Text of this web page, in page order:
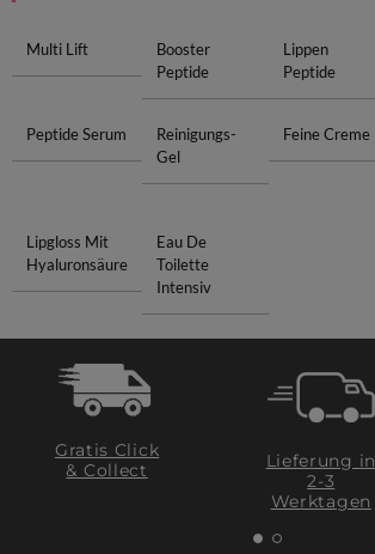
Multi Lift
Booster
Peptide
Lippen
Peptide
Peptide Serum
Reinigungs-
Gel
Feine Creme
Lipgloss Mit
Hyaluronsäure
Eau De
Toilette
Intensiv
Gratis Click
& Collect
Lieferung in
2-3
Werktagen